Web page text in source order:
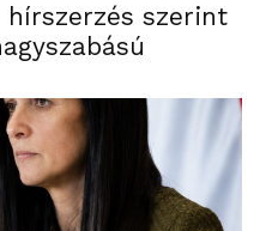
hírszerzés szerint